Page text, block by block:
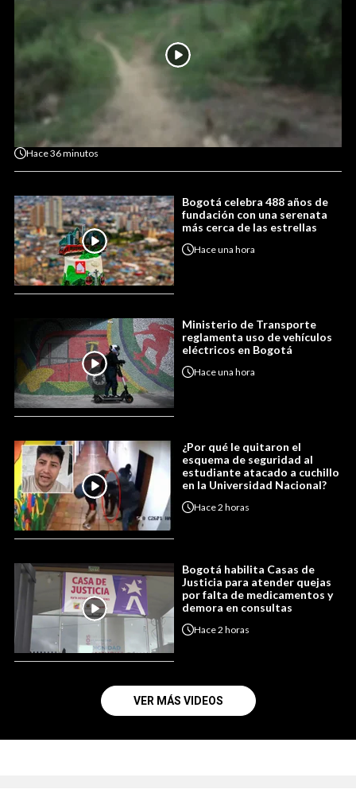
Hace36 minutos
Bogotá celebra 488 años de
fundación con una serenata
más cerca de las estrellas
Haceuna hora
Ministerio de Transporte
reglamenta uso de vehículos
eléctricos en Bogotá
Haceuna hora
¿Por qué le quitaron el
esquema de seguridad al
estudiante atacado a cuchillo
en la Universidad Nacional?
Hace2 horas
Bogotá habilita Casas de
Justicia para atender quejas
por falta de medicamentos y
demora en consultas
Hace2 horas
VER MÁS VIDEOS